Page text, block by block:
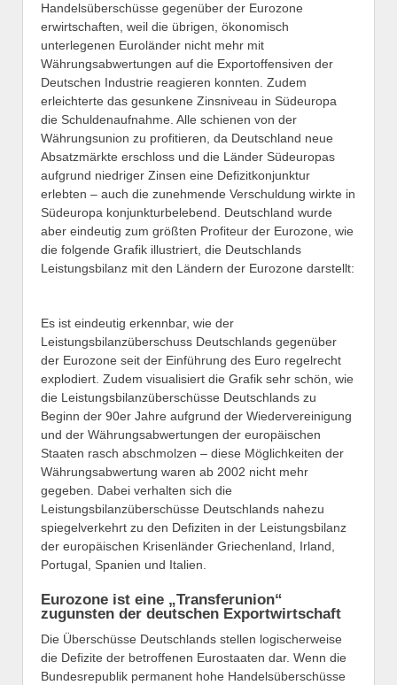
Handelsüberschüsse gegenüber der Eurozone
erwirtschaften, weil die übrigen, ökonomisch
unterlegenen Euroländer nicht mehr mit
Währungsabwertungen auf die Exportoffensiven der
Deutschen Industrie reagieren konnten. Zudem
erleichterte das gesunkene Zinsniveau in Südeuropa
die Schuldenaufnahme. Alle schienen von der
Währungsunion zu profitieren, da Deutschland neue
Absatzmärkte erschloss und die Länder Südeuropas
aufgrund niedriger Zinsen eine Defizitkonjunktur
erlebten – auch die zunehmende Verschuldung wirkte in
Südeuropa konjunkturbelebend. Deutschland wurde
aber eindeutig zum größten Profiteur der Eurozone, wie
die folgende Grafik illustriert, die Deutschlands
Leistungsbilanz mit den Ländern der Eurozone darstellt:
Es ist eindeutig erkennbar, wie der
Leistungsbilanzüberschuss Deutschlands gegenüber
der Eurozone seit der Einführung des Euro regelrecht
explodiert. Zudem visualisiert die Grafik sehr schön, wie
die Leistungsbilanzüberschüsse Deutschlands zu
Beginn der 90er Jahre aufgrund der Wiedervereinigung
und der Währungsabwertungen der europäischen
Staaten rasch abschmolzen – diese Möglichkeiten der
Währungsabwertung waren ab 2002 nicht mehr
gegeben. Dabei verhalten sich die
Leistungsbilanzüberschüsse Deutschlands nahezu
spiegelverkehrt zu den Defiziten in der Leistungsbilanz
der europäischen Krisenländer Griechenland, Irland,
Portugal, Spanien und Italien.
Eurozone ist eine „Transferunion“
zugunsten der deutschen Exportwirtschaft
Die Überschüsse Deutschlands stellen logischerweise
die Defizite der betroffenen Eurostaaten dar. Wenn die
Bundesrepublik permanent hohe Handelsüberschüsse